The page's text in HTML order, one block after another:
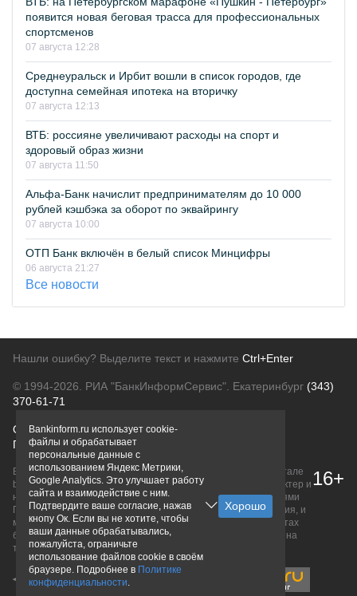
появится новая беговая трасса для профессиональных
спортсменов
07 августа 12:28
Среднеуральск и Ирбит вошли в список городов, где
доступна семейная ипотека на вторичку
07 августа 12:13
ВТБ: россияне увеличивают расходы на спорт и
здоровый образ жизни
07 августа 11:50
Альфа-Банк начислит предпринимателям до 10 000
рублей кэшбэка за оборот по эквайрингу
07 августа 10:00
ОТП Банк включён в белый список Минцифры
06 августа 21:27
Все новости
Нашли ошибку? Выделите текст и нажмите Ctrl+Enter
© 1994-2026. РИА "БанкИнформСервис". Екатеринбург (343)
370-61-71
О проектеПолитика конфиденциальности
Правовая информацияДля рекламодателей
Вся информация о продуктах банков, размещенная на портале
bankinform.ru, носит исключительно ознакомительный характер и
не является публичной офертой, определяемой положениями
ГК РФ. Информация не содержит точного и полного описания, и
может быть изменена. Конечные условия уточняйте на сайтах
банков или при личном обращении. Исключительное право на
товарные знаки принадлежит их правообладателям.
16+
Bankinform.ru использует cookie-
файлы и обрабатывает
персональные данные с
использованием Яндекс Метрики,
Google Analytics. Это улучшает работу
сайта и взаимодействие с ним.
Подтвердите ваше согласие, нажав
кнопу Ок. Если вы не хотите, чтобы
ваши данные обрабатывались,
пожалуйста, ограничьте
использование файлов cookie в своём
браузере. Подробнее в Политике
конфиденциальности.